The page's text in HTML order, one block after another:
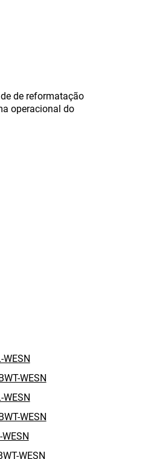
de reformatação
operacional do
WESN
WESN
WESN
WESN
WESN